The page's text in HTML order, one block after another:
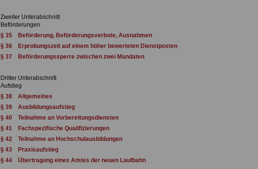
Zweiter Unterabschnitt
Beförderungen
§ 35 Beförderung, Beförderungsverbote, Ausnahmen
§ 36 Erprobungszeit auf einem höher bewerteten Dienstposten
§ 37 Beförderungssperre zwischen zwei Mandaten
Dritter Unterabschnitt
Aufstieg
§ 38 Allgemeines
§ 39 Ausbildungsaufstieg
§ 40 Teilnahme an Vorbereitungsdiensten
§ 41 Fachspezifische Qualifizierungen
§ 42 Teilnahme an Hochschulausbildungen
§ 43 Praxisaufstieg
§ 44 Übertragung eines Amtes der neuen Laufbahn